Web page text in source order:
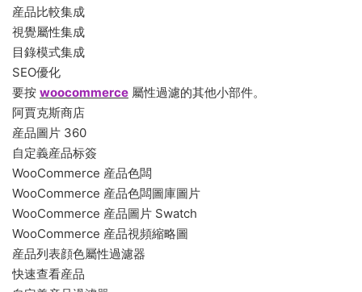
産品比較集成
視覺屬性集成
目錄模式集成
SEO優化
要按 woocommerce 屬性過濾的其他小部件。
阿賈克斯商店
産品圖片 360
自定義産品标簽
WooCommerce 産品色闆
WooCommerce 産品色闆圖庫圖片
WooCommerce 産品圖片 Swatch
WooCommerce 産品視頻縮略圖
産品列表顔色屬性過濾器
快速查看産品